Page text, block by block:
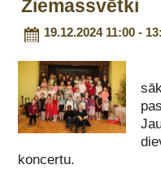
Ziemassvētki
19.12.2024 11:00 -
koncertu.